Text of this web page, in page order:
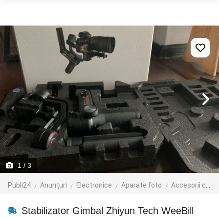
1 / 3
Publi24 Anunțuri Electronice Aparate foto Accesorii camere foto
Stabilizator Gimbal Zhiyun Tech WeeBill